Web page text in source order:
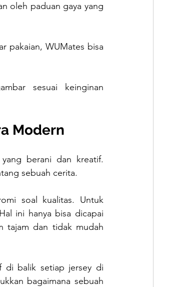
oleh paduan gaya yang
pakaian, WUMates bisa
sesuai keinginan
Modern
berani dan kreatif.
sebuah cerita.
soal kualitas. Untuk
ini hanya bisa dicapai
tajam dan tidak mudah
di balik setiap jersey di
bagaimana sebuah